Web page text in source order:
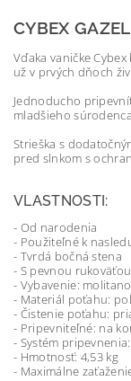
CYBEX
Vďaka vaničke
už v prvých dňoch
Jednoducho
mladšieho
Strieška s
pred slnkom s
VLASTNOSTI:
- Od narodenia
- Použiteľné k
- Tvrdá bočná stena
- S pevnou rukoväťou
- Vybavenie:
- Materiál poťahu:
- Čistenie poťahu:
- Pripevniteľné: na
- Systém
- Hmotnosť: 4,53 kg
- Maximálne